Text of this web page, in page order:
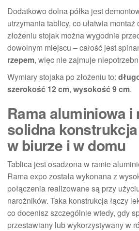
Dodatkowo dolna półka jest
utrzymania tablicy, co ułatwia montaż
złożeniu stojak można wygodnie
dowolnym miejscu – całość jest
rzepem, więc nie zajmuje
Wymiary stojaka po złożeniu to:
szerokość 12 cm, wysokość 9 cm.
Rama aluminiowa i
solidna
w biurze i w domu
Tablica jest osadzona w ramie
Rama expo została wykonana z
połączenia realizowane są przy
narożników. Taka konstrukcja łączy
co docenisz szczególnie wtedy, gdy
przestawiany lub wykorzystywany w